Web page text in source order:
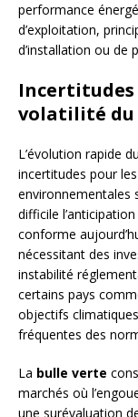
performance
d’exploitation,
d’installation ou de
volatilité du
L’évolution rapide
incertitudes pour
environnementales
difficile
conforme
nécessitant des
instabilité
certains pays
objectifs
fréquentes des
La bulle verte
marchés où
une surévaluation